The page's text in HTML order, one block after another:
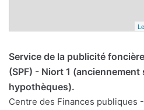
Service de la publicité
(SPF) - Niort 1 (anciennement
hypothèques).
Centre des Finances publiques